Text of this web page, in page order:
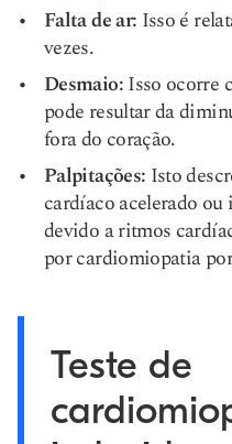
Falta de ar: Isso é
vezes.
Desmaio:Isso ocorre
pode resultar da
fora do coração.
Palpitações: Isto
cardíaco acelerado
devido a ritmos
por cardiomiopatia
Teste de